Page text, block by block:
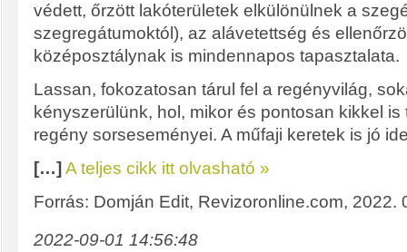
védett, őrzött lakóterületek elkülönülnek a
szegregátumoktól), az alávetettség és
középosztálynak is mindennapos tapasztalata.
Lassan, fokozatosan tárul fel a regényvilág,
kényszerülünk, hol, mikor és pontosan kikkel is
regény sorseseményei. A műfaji keretek is jó
[…] A teljes cikk itt olvasható »
Forrás: Domján Edit, Revizoronline.com, 2022.
2022-09-01 14:56:48